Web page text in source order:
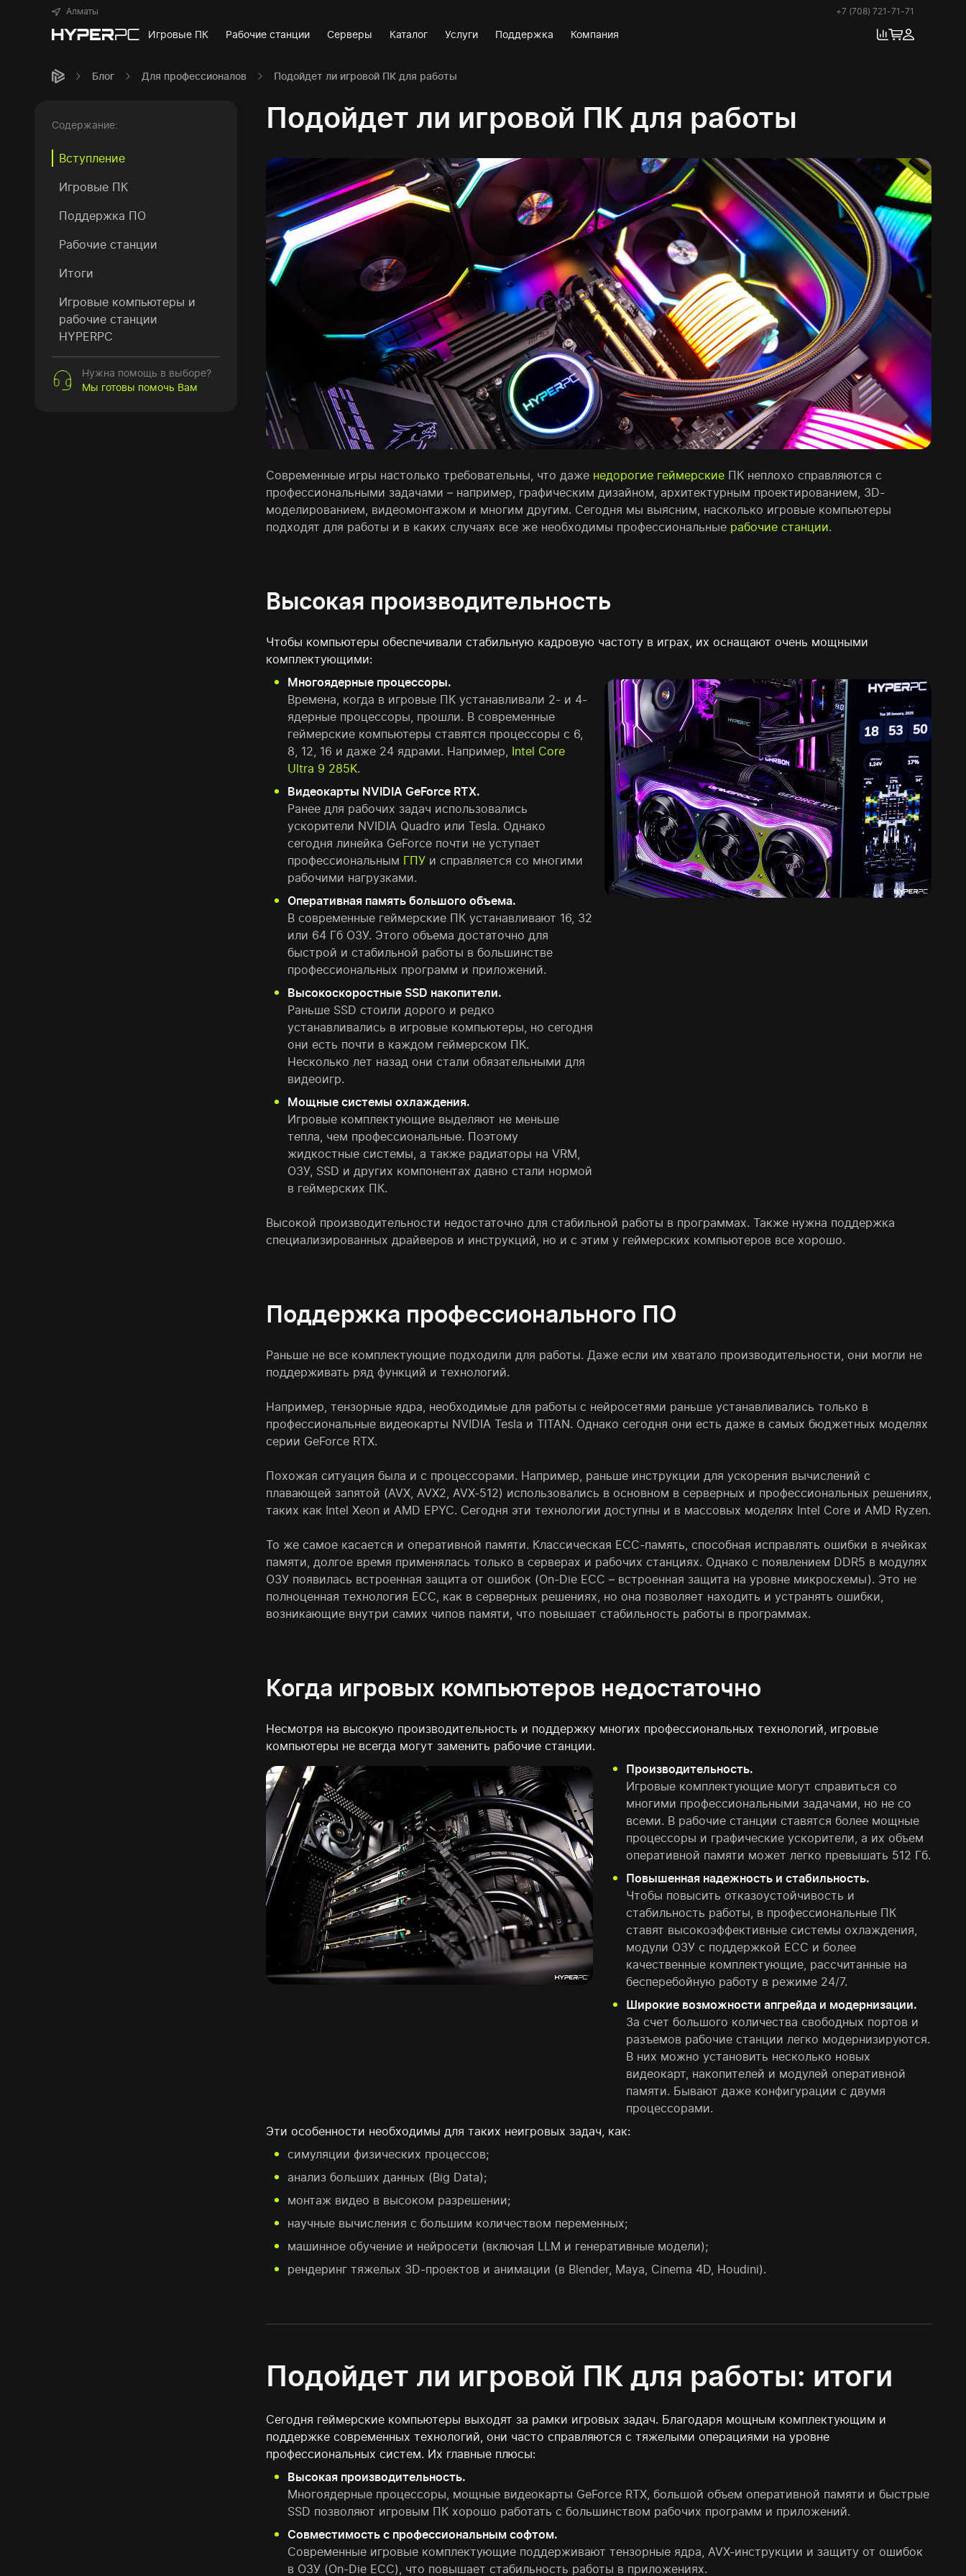
Алматы +7 (708) 721-71-71
Игровые ПК Рабочие станции Серверы Каталог Услуги Поддержка Компания
Блог Для профессионалов Подойдет ли игровой ПК для работы
Содержание:
Вступление
Игровые ПК
Поддержка ПО
Рабочие станции
Итоги
Игровые компьютеры и
рабочие станции
HYPERPC
Нужна помощь в выборе?
Мы готовы помочь Вам
Подойдет ли игровой ПК для работы
Современные игры настолько требовательны, что даже недорогие геймерские ПК неплохо справляются с
профессиональными задачами – например, графическим дизайном, архитектурным проектированием, 3D-
моделированием, видеомонтажом и многим другим. Сегодня мы выясним, насколько игровые компьютеры
подходят для работы и в каких случаях все же необходимы профессиональные рабочие станции.
Высокая производительность
Чтобы компьютеры обеспечивали стабильную кадровую частоту в играх, их оснащают очень мощными
комплектующими:
Многоядерные процессоры.
Времена, когда в игровые ПК устанавливали 2- и 4-
ядерные процессоры, прошли. В современные
геймерские компьютеры ставятся процессоры с 6,
8, 12, 16 и даже 24 ядрами. Например, Intel Core
Ultra 9 285K.
Видеокарты NVIDIA GeForce RTX.
Ранее для рабочих задач использовались
ускорители NVIDIA Quadro или Tesla. Однако
сегодня линейка GeForce почти не уступает
профессиональным ГПУ и справляется со многими
рабочими нагрузками.
Оперативная память большого объема.
В современные геймерские ПК устанавливают 16, 32
или 64 Гб ОЗУ. Этого объема достаточно для
быстрой и стабильной работы в большинстве
профессиональных программ и приложений.
Высокоскоростные SSD накопители.
Раньше SSD стоили дорого и редко
устанавливались в игровые компьютеры, но сегодня
они есть почти в каждом геймерском ПК.
Несколько лет назад они стали обязательными для
видеоигр.
Мощные системы охлаждения.
Игровые комплектующие выделяют не меньше
тепла, чем профессиональные. Поэтому
жидкостные системы, а также радиаторы на VRM,
ОЗУ, SSD и других компонентах давно стали нормой
в геймерских ПК.
Высокой производительности недостаточно для стабильной работы в программах. Также нужна поддержка
специализированных драйверов и инструкций, но и с этим у геймерских компьютеров все хорошо.
Поддержка профессионального ПО
Раньше не все комплектующие подходили для работы. Даже если им хватало производительности, они могли не
поддерживать ряд функций и технологий.
Например, тензорные ядра, необходимые для работы с нейросетями раньше устанавливались только в
профессиональные видеокарты NVIDIA Tesla и TITAN. Однако сегодня они есть даже в самых бюджетных моделях
серии GeForce RTX.
Похожая ситуация была и с процессорами. Например, раньше инструкции для ускорения вычислений с
плавающей запятой (AVX, AVX2, AVX-512) использовались в основном в серверных и профессиональных решениях,
таких как Intel Xeon и AMD EPYC. Сегодня эти технологии доступны и в массовых моделях Intel Core и AMD Ryzen.
То же самое касается и оперативной памяти. Классическая ECC-память, способная исправлять ошибки в ячейках
памяти, долгое время применялась только в серверах и рабочих станциях. Однако с появлением DDR5 в модулях
ОЗУ появилась встроенная защита от ошибок (On-Die ECC – встроенная защита на уровне микросхемы). Это не
полноценная технология ECC, как в серверных решениях, но она позволяет находить и устранять ошибки,
возникающие внутри самих чипов памяти, что повышает стабильность работы в программах.
Когда игровых компьютеров недостаточно
Несмотря на высокую производительность и поддержку многих профессиональных технологий, игровые
компьютеры не всегда могут заменить рабочие станции.
Производительность.
Игровые комплектующие могут справиться со
многими профессиональными задачами, но не со
всеми. В рабочие станции ставятся более мощные
процессоры и графические ускорители, а их объем
оперативной памяти может легко превышать 512 Гб.
Повышенная надежность и стабильность.
Чтобы повысить отказоустойчивость и
стабильность работы, в профессиональные ПК
ставят высокоэффективные системы охлаждения,
модули ОЗУ с поддержкой ECC и более
качественные комплектующие, рассчитанные на
бесперебойную работу в режиме 24/7.
Широкие возможности апгрейда и модернизации.
За счет большого количества свободных портов и
разъемов рабочие станции легко модернизируются.
В них можно установить несколько новых
видеокарт, накопителей и модулей оперативной
памяти. Бывают даже конфигурации с двумя
процессорами.
Эти особенности необходимы для таких неигровых задач, как:
симуляции физических процессов;
анализ больших данных (Big Data);
монтаж видео в высоком разрешении;
научные вычисления с большим количеством переменных;
машинное обучение и нейросети (включая LLM и генеративные модели);
рендеринг тяжелых 3D-проектов и анимации (в Blender, Maya, Cinema 4D, Houdini).
Подойдет ли игровой ПК для работы: итоги
Сегодня геймерские компьютеры выходят за рамки игровых задач. Благодаря мощным комплектующим и
поддержке современных технологий, они часто справляются с тяжелыми операциями на уровне
профессиональных систем. Их главные плюсы:
Высокая производительность.
Многоядерные процессоры, мощные видеокарты GeForce RTX, большой объем оперативной памяти и быстрые
SSD позволяют игровым ПК хорошо работать с большинством рабочих программ и приложений.
Совместимость с профессиональным софтом.
Современные игровые комплектующие поддерживают тензорные ядра, AVX-инструкции и защиту от ошибок
в ОЗУ (On-Die ECC), что повышает стабильность работы в приложениях.